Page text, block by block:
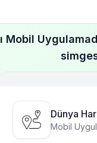
Mobil
Dünya
Mobil